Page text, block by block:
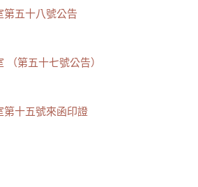
五十八號公告
第五十七號公告）
第十五號來函印證